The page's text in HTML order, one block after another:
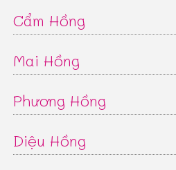
Cẩm Hồng
Mai Hồng
Phương Hồng
Diệu Hồng